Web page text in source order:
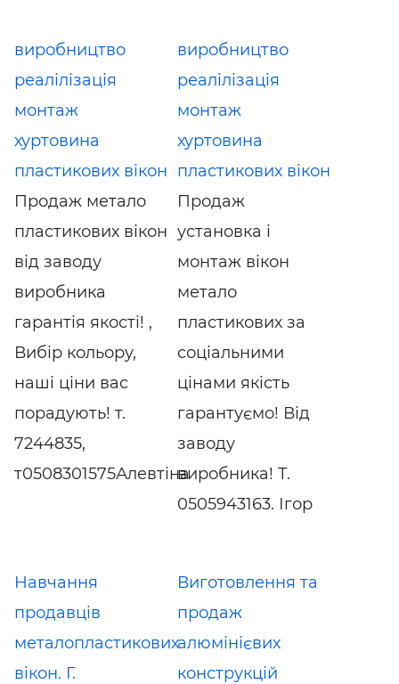
виробництво
реалілізація
монтаж
хуртовина
пластикових вікон
Продаж метало
пластикових вікон
від заводу
виробника
гарантія якості! ,
Вибір кольору,
наші ціни вас
порадують! т.
7244835,
т0508301575Алевтіна
виробництво
реалілізація
монтаж
хуртовина
пластикових вікон
Продаж
установка і
монтаж вікон
метало
пластикових за
соціальними
цінами якість
гарантуємо! Від
заводу
виробника! Т.
0505943163. Ігор
Навчання
продавців
металопластикових
вікон. Г.
Виготовлення та
продаж
алюмінієвих
конструкцій